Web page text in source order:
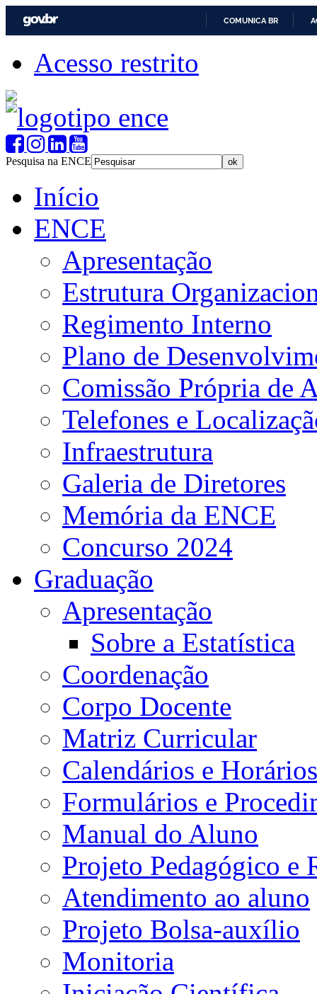
COMUNICA BR
Acesso restrito
Pesquisa na ENCE
Início
ENCE
Apresentação
Estrutura
Regimento Interno
Plano de
Comissão Própria de
Telefones e
Infraestrutura
Galeria de Diretores
Memória da ENCE
Concurso 2024
Graduação
Apresentação
Sobre a Estatística
Coordenação
Corpo Docente
Matriz Curricular
Calendários e Horários
Formulários e
Manual do Aluno
Projeto Pedagógico e
Atendimento ao aluno
Projeto Bolsa-auxílio
Monitoria